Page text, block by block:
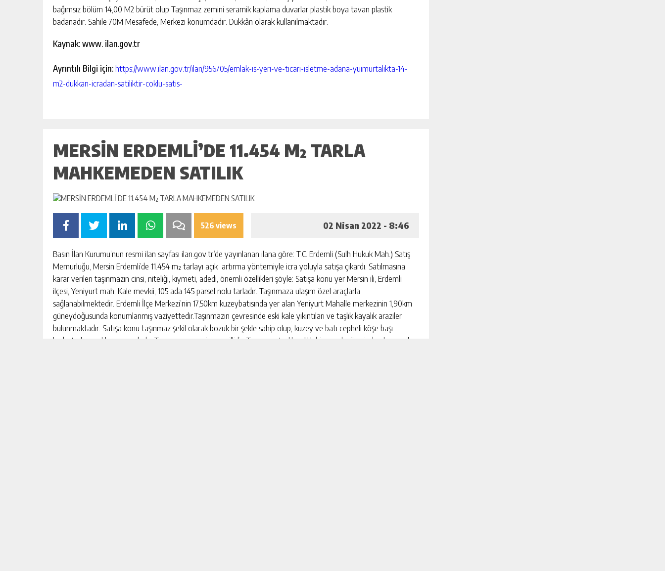
bağımsız bölüm 14,00 M2 bürüt olup Taşınmaz zemini seramik kaplama duvarlar plastik boya tavan plastik
badanadır. Sahile 70M Mesafede, Merkezi konumdadır. Dükkân olarak kullanılmaktadır.
Kaynak: www. ilan.gov.tr
Ayrıntılı Bilgi için:https://www.ilan.gov.tr/ilan/956705/emlak-is-yeri-ve-ticari-isletme-adana-yuimurtalikta-14-
m2-dukkan-icradan-satiliktir-coklu-satis-
MERSİN ERDEMLİ’DE 11.454 M² TARLA
MAHKEMEDEN SATILIK
526 views 02 Nisan 2022 - 8:46
Basın İlan Kurumu’nun resmi ilan sayfası ilan.gov.tr’de yayınlanan ilana göre: T.C. Erdemli (Sulh Hukuk Mah.) Satış
Memurluğu, Mersin Erdemli’de 11.454 m² tarlayı açık artırma yöntemiyle icra yoluyla satışa çıkardı. Satılmasına
karar verilen taşınmazın cinsi, niteliği, kıymeti, adedi, önemli özellikleri şöyle: Satışa konu yer Mersin ili, Erdemli
ilçesi, Yeniyurt mah. Kale mevkii, 105 ada 145 parsel nolu tarladır. Taşınmaza ulaşım özel araçlarla
sağlanabilmektedir. Erdemli İlçe Merkezi’nin 17,50km kuzeybatısında yer alan Yeniyurt Mahalle merkezinin 1,90km
güneydoğusunda konumlanmış vaziyettedir.Taşınmazın çevresinde eski kale yıkıntıları ve taşlık kayalık araziler
bulunmaktadır. Satışa konu taşınmaz şekil olarak bozuk bir şekle sahip olup, kuzey ve batı cepheli köşe başı
kadastral parsel konumundadır. Taşınmazın zemini meyillidir. Taşınmaz taşlık çalılık bir yapıda, üzerinde ekonomik